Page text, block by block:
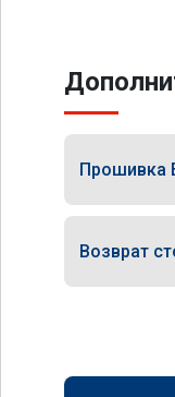
Прошивка
Возврат